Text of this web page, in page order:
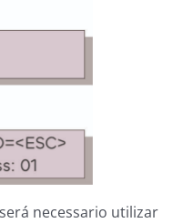
necessario utilizar